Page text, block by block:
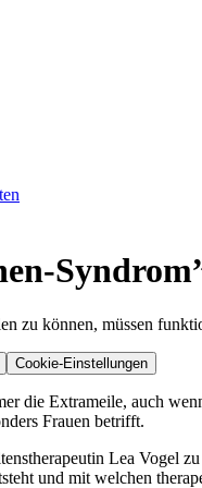
zu können, müssen
Cookie-Einstellungen
die Extrameile, auch
Frauen betrifft.
Lea Vogel
und mit welchen